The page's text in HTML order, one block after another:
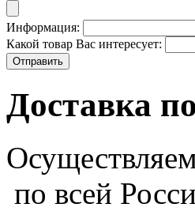
Информация:
Какой товар Вас интересует:
Доставка
по всей